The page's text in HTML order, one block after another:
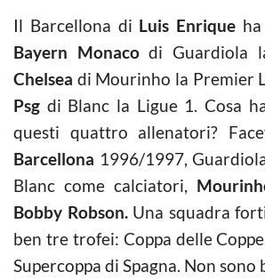
Il Barcellona di Luis Enrique
Bayern Monacodi Guardiola
Chelsea di Mourinho la Premier
Psg di Blanc la Ligue 1. Cosa
questi quattro allenatori?
Barcellona 1996/1997,
Blanc come calciatori,
Bobby Robson.Una squadra
ben tre trofei: Coppa delle
Supercoppa di Spagna. Non